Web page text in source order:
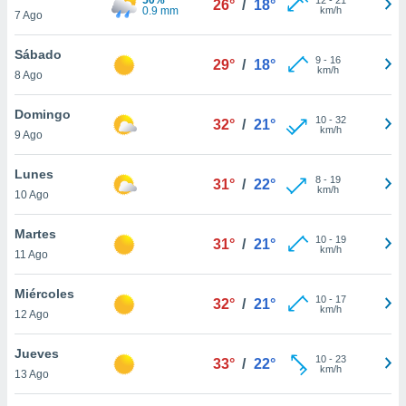
más
nuestra
y
de
disponible
cookies
aceptar
7 Ago
0.9 mm
26° / 18°
km/h
Sábado
8 Ago
29° / 18° 9- 16
km/h
Domingo
9 Ago
32° / 21° 10- 32
km/h
Lunes
10 Ago
31° / 22° 8- 19
km/h
Martes
11 Ago
31° / 21° 10- 19
km/h
Miércoles
12 Ago
32° / 21° 10- 17
km/h
Jueves
13 Ago
33° / 22° 10- 23
km/h